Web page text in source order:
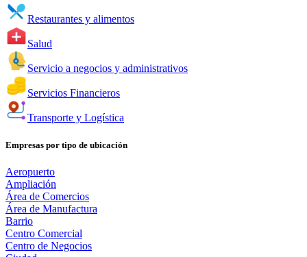
Restaurantes y alimentos
Salud
Servicio a negocios y administrativos
Servicios Financieros
Transporte y Logística
Empresas por tipo de ubicación
Aeropuerto
Ampliación
Área de Comercios
Área de Manufactura
Barrio
Centro Comercial
Centro de Negocios